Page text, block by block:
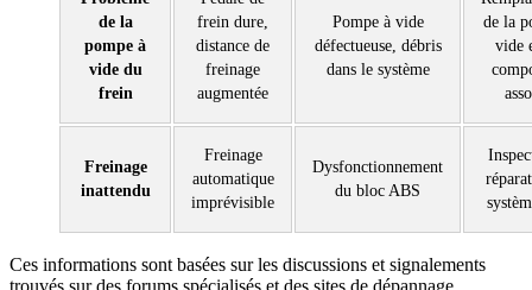
de la
pompe à
vide du
frein
frein dure,
distance de
freinage
augmentée
Pompe à vide
défectueuse, débris
dans le système
de la
vide
Freinage
inattendu
Freinage
automatique
imprévisible
Dysfonctionnement
du bloc ABS
Ces informations sont basées sur les discussions et signalements
trouvés sur des forums spécialisés et des sites de dépannage